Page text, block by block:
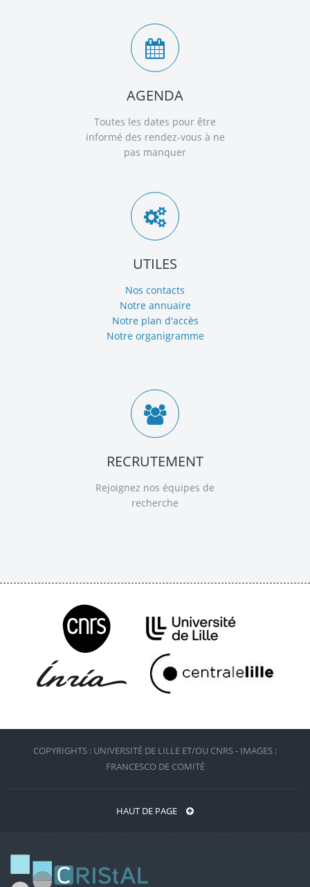
AGENDA
Toutes les dates pour être
informé des rendez-vous à ne
pas manquer
UTILES
Nos contacts
Notre annuaire
Notre plan d'accès
Notre organigramme
RECRUTEMENT
Rejoignez nos équipes de
recherche
COPYRIGHTS : UNIVERSITÉ DE LILLE ET/OU CNRS - IMAGES :
FRANCESCO DE COMITÉ
HAUT DE PAGE